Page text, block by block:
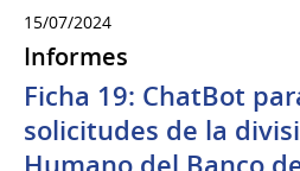
15/07/2024
Informes
Ficha 19: ChatBot
solicitudes de la